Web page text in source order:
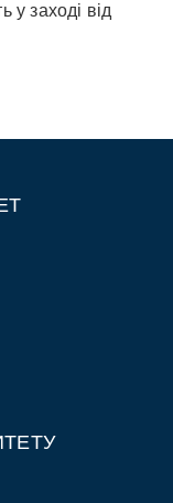
у заході від